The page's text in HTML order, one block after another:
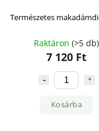
Természetes
Raktáron (>5 db)
7 120 Ft
Kosárba